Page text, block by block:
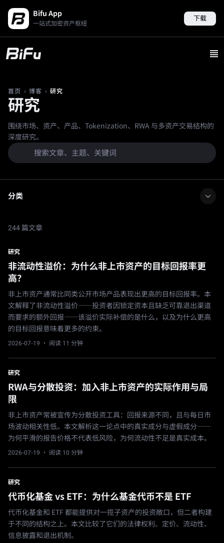
Bifu App
一站式加密资产枢纽
下载
首页 › 博客 › 研究
研究
围绕市场、资产、产品、Tokenization、RWA 与多资产交易结构的
深度研究。
分类
244 篇文章
研究
非流动性溢价：为什么非上市资产的目标回报率更
高？
非上市资产通常比同类公开市场产品表现出更高的目标回报率。本
文解释了非流动性溢价——投资者因锁定资本且缺乏可靠退出渠道
而要求的额外回报——该溢价实际补偿的是什么，以及为什么更高
的目标回报意味着更多的约束。
2026-07-19 · 阅读 11 分钟
研究
RWA与分散投资：加入非上市资产的实际作用与局
限
非上市资产常被宣传为分散投资工具：回报来源不同，且与每日市
场波动相关性低。本文解析这一论点中的真实成分与虚假成分——
为何平滑的报告价格不代表低风险，为何流动性不足是真实成本。
2026-07-19 · 阅读 10 分钟
研究
代币化基金 vs ETF：为什么基金代币不是 ETF
代币化基金和 ETF 都能提供对一揽子资产的投资敞口，但二者构建
于不同的结构之上。本文比较了它们的法律权利、定价、流动性、
信息披露和退出机制。